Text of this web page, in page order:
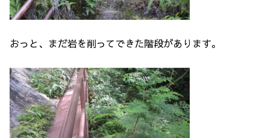
おっと、まだ岩を削ってできた階段があります。